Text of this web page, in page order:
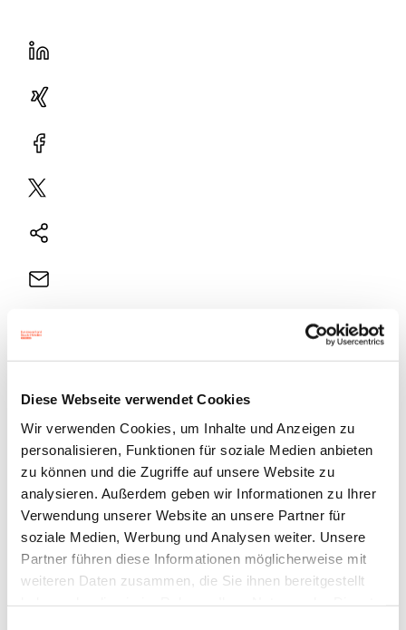
Diese Webseite verwendet Cookies
Wir verwenden Cookies, um Inhalte und Anzeigen zu
personalisieren, Funktionen für soziale Medien anbieten
zu können und die Zugriffe auf unsere Website zu
analysieren. Außerdem geben wir Informationen zu Ihrer
Verwendung unserer Website an unsere Partner für
soziale Medien, Werbung und Analysen weiter. Unsere
Partner führen diese Informationen möglicherweise mit
weiteren Daten zusammen, die Sie ihnen bereitgestellt
LinekdIn
Xing
Facebook
Plattform
Natives
E-
Drucker